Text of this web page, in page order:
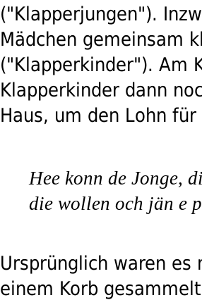
("Klapperjungen").
Mädchen gemeinsam
("Klapperkinder"). Am
Klapperkinder dann
Haus, um den Lohn
Hee konn de Jonge,
die wollen och jän e
Ursprünglich waren
einem Korb